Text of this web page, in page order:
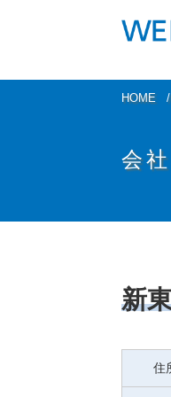
HOME
会
新
住